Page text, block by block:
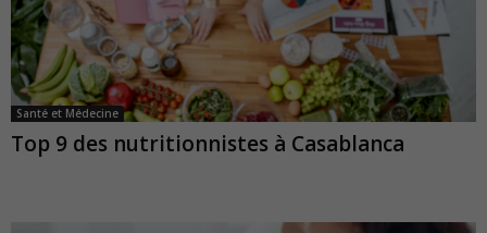
Santé et Médecine
Top 9 des nutritionnistes à Casablanca